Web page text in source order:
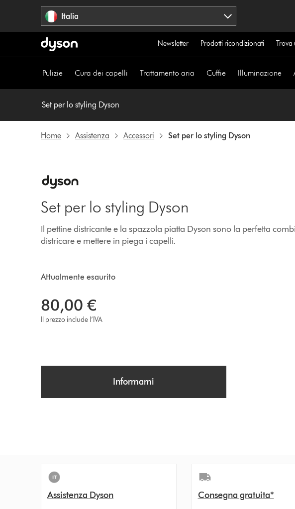
Italia
Newsletter Prodotti ricondizionati Trova
Pulizie Cura dei capelli Trattamento aria Cuffie Illuminazione
Set per lo styling Dyson
Home Assistenza Accessori Set per lo styling Dyson
Set per lo styling Dyson
Il pettine districante e la spazzola piatta Dyson sono la perfetta
districare e mettere in piega i capelli.
Attualmente esaurito
80,00 €
Il prezzo include l’IVA
Informami
Assistenza Dyson Consegna gratuita*